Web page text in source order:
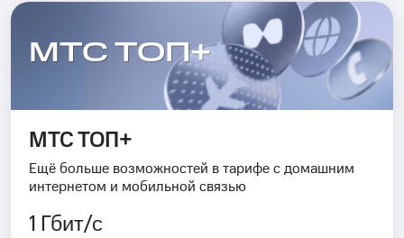
МТС ТОП+
МТС ТОП+
Ещё больше возможностей в тарифе с домашним
интернетом и мобильной связью
1 Гбит/с